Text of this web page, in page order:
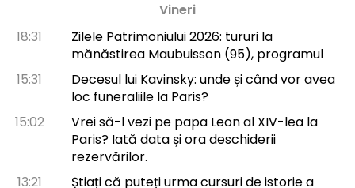
Vineri
18:31
Zilele Patrimoniului 2026: tururi la
mănăstirea Maubuisson (95), programul
15:31
Decesul lui Kavinsky: unde și când vor avea
loc funeraliile la Paris?
15:02
Vrei să-l vezi pe papa Leon al XIV-lea la
Paris? Iată data și ora deschiderii
rezervărilor.
13:21
Știați că puteți urma cursuri de istorie a